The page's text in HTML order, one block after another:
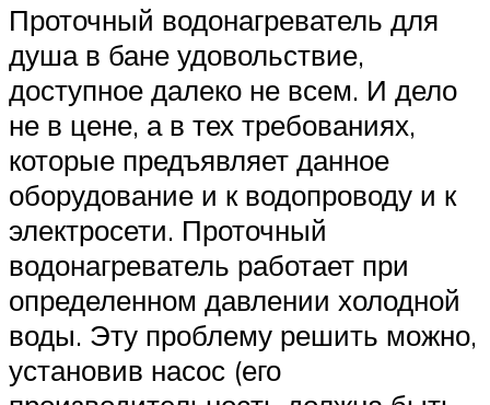
Проточный водонагреватель для
душа в бане удовольствие,
доступное далеко не всем. И дело
не в цене, а в тех требованиях,
которые предъявляет данное
оборудование и к водопроводу и к
электросети. Проточный
водонагреватель работает при
определенном давлении холодной
воды. Эту проблему решить можно,
установив насос (его